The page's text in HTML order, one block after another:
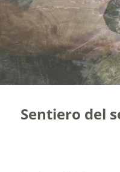
Sentiero del